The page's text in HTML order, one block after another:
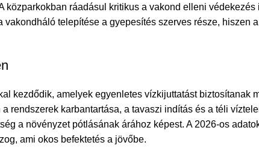
ráadásul kritikus a vakond elleni
telepítése a gyepesítés szerves része, hiszen
kezdődik, amelyek egyenletes vízkijuttatást biztosítanak
rendszerek karbantartása, a tavaszi indítás és a téli
a növényzet pótlásának árához képest. A 2026-os
ami okos befektetés a jövőbe.